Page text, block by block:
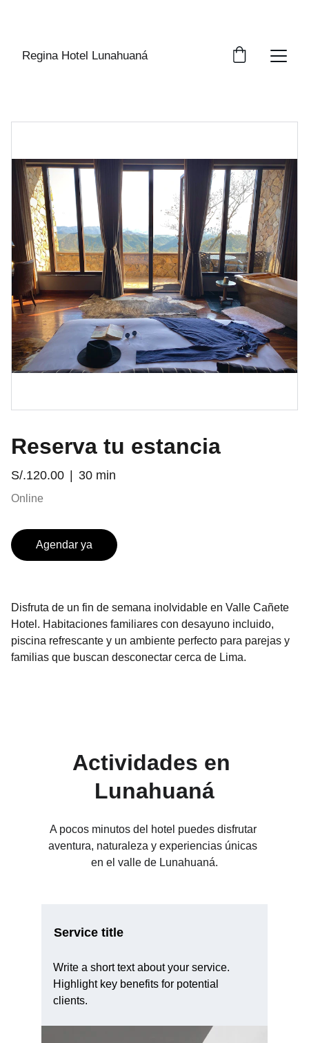
Regina Hotel Lunahuaná
Reserva tu estancia
S/.120.00 30 min
Online
Agendar ya
Disfruta de un fin de semana inolvidable en Valle Cañete
Hotel. Habitaciones familiares con desayuno incluido,
piscina refrescante y un ambiente perfecto para parejas y
familias que buscan desconectar cerca de Lima.
Actividades en
Lunahuaná
A pocos minutos del hotel puedes disfrutar
aventura, naturaleza y experiencias únicas
en el valle de Lunahuaná.
Service title
Write a short text about your service.
Highlight key benefits for potential
clients.